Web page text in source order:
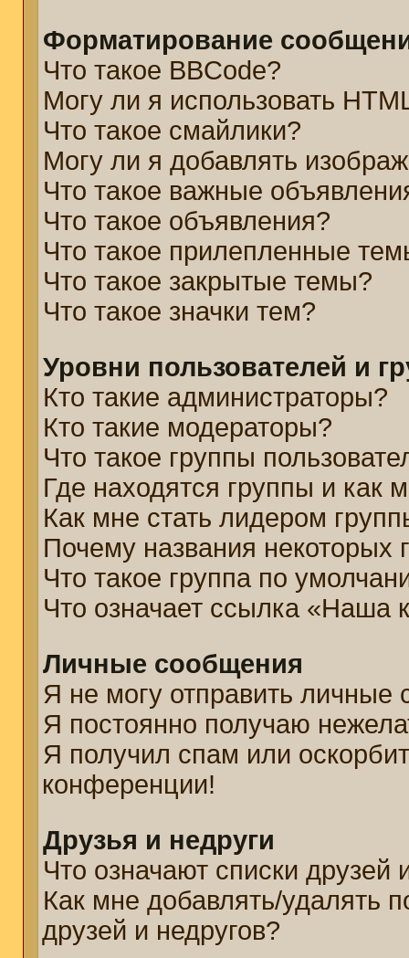
Форматирование
Что такое BBCode?
Могу ли я использовать
Что такое смайлики?
Могу ли я добавлять
Что такое важные
Что такое объявления?
Что такое прилепленные
Что такое закрытые темы?
Что такое значки тем?
Уровни пользователей и
Кто такие администраторы?
Кто такие модераторы?
Что такое группы
Где находятся группы и как
Как мне стать лидером
Почему названия некоторых
Что такое группа по
Что означает ссылка «Наша
Личные сообщения
Я не могу отправить личные
Я постоянно получаю
Я получил спам или
конференции!
Друзья и недруги
Что означают списки друзей
Как мне добавлять/удалять
друзей и недругов?